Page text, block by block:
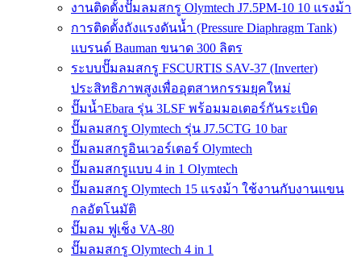
งานติดตั้งปั๊มลมสกรู Olymtech J7.5PM-10 10 แรงม้า
การติดตั้งถังแรงดันน้ำ (Pressure Diaphragm Tank)
แบรนด์ Bauman ขนาด 300 ลิตร
ระบบปั๊มลมสกรู FSCURTIS SAV-37 (Inverter)
ประสิทธิภาพสูงเพื่ออุตสาหกรรมยุคใหม่
ปั๊มน้ำEbara รุ่น 3LSF พร้อมมอเตอร์กันระเบิด
ปั๊มลมสกรู Olymtech รุ่น J7.5CTG 10 bar
ปั๊มลมสกรูอินเวอร์เตอร์ Olymtech
ปั๊มลมสกรูแบบ 4 in 1 Olymtech
ปั๊มลมสกรู Olymtech 15 แรงม้า ใช้งานกับงานแขน
กลอัตโนมัติ
ปั๊มลม ฟูเช็ง VA-80
ปั๊มลมสกรู Olymtech 4 in 1